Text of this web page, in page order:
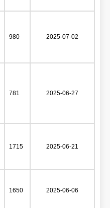
980 2025-07-02
781 2025-06-27
1715 2025-06-21
1650 2025-06-06